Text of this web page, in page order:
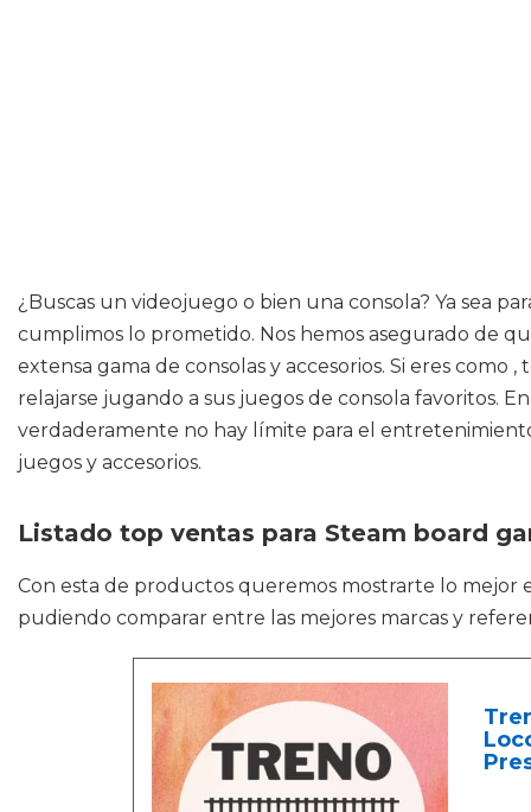
¿Buscas un videojuego o bien una consola? Ya sea
cumplimos lo prometido. Nos hemos asegurado de
extensa gama de consolas y accesorios. Si eres
relajarse jugando a sus juegos de consola favoritos.
verdaderamente no hay límite para el
juegos y accesorios.
Listado top ventas para Steam board
Con esta de productos queremos mostrarte lo mejor
pudiendo comparar entre las mejores marcas y